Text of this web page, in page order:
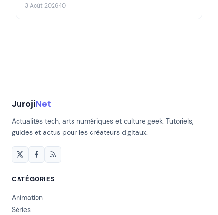
3 Août 2026·10
JurojiNet
Actualités tech, arts numériques et culture geek. Tutoriels,
guides et actus pour les créateurs digitaux.
CATÉGORIES
Animation
Séries